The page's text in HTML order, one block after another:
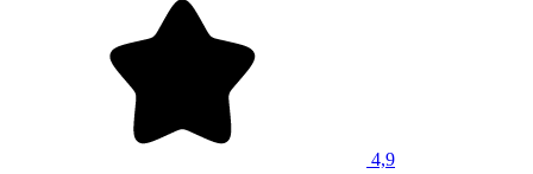
4,9